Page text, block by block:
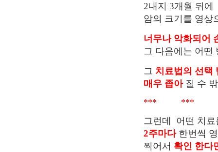
2내지 3개월 뒤에
암의 크기를 영상
너무나 악화되어
그 다음에는 어떤
그 치료법의 선택
매우 좁아 질 수
*** ***
그런데 어떤 치료
2주마다 한번씩
찍어서 확인 한다